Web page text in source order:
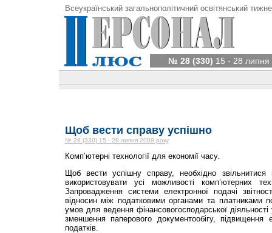
Всеукраїнський загальнополітичний освітянський
№ 28 (330) 15 - 28 липня
Щоб вести справу успішно
№ 28 (330) 15 - 28 липня 2009 року
Комп’ютерні технології для економії часу.
Щоб вести успішну справу, необхідно звіль­нитися
використовувати усі можливості ком­п’ютерних
Запровадження системи електронної подачі
відносин між податковими органами та платниками
умов для ведення фінансовогосподарської діяльності
зменшення паперового документообігу, підвищення
податків.